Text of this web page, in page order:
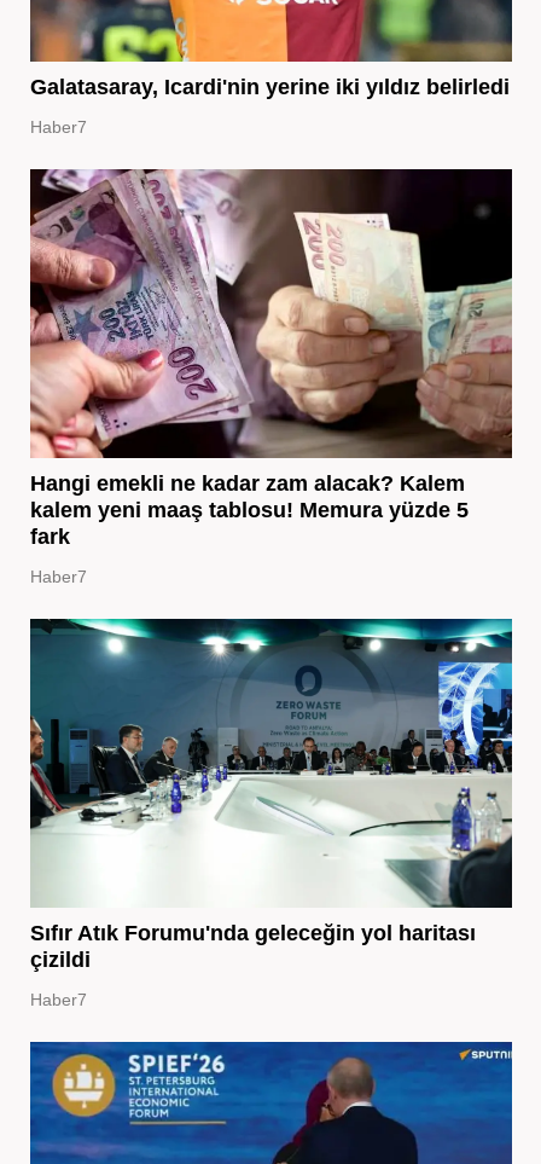
Galatasaray, Icardi'nin yerine iki yıldız belirledi
Haber7
Hangi emekli ne kadar zam alacak? Kalem
kalem yeni maaş tablosu! Memura yüzde 5
fark
Haber7
Sıfır Atık Forumu'nda geleceğin yol haritası
çizildi
Haber7